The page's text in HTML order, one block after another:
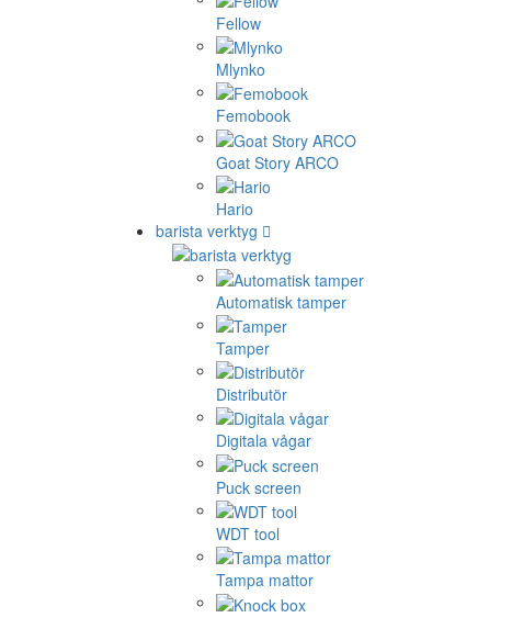
Fellow
Mlynko
Femobook
Goat Story ARCO
Hario
barista verktyg
Automatisk tamper
Tamper
Distributör
Digitala vågar
Puck screen
WDT tool
Tampa mattor